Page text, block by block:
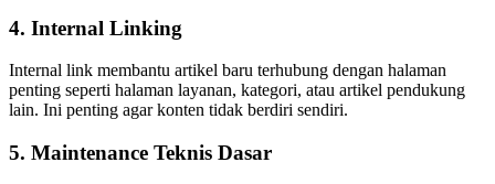
4. Internal Linking
Internal link membantu artikel baru terhubung dengan halaman
penting seperti halaman layanan, kategori, atau artikel pendukung
lain. Ini penting agar konten tidak berdiri sendiri.
5. Maintenance Teknis Dasar